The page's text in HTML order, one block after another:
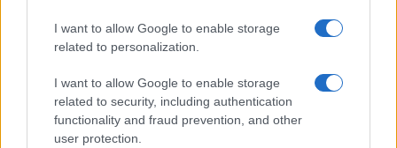
I want to allow Google to enable storage
related to personalization.
I want to allow Google to enable storage
related to security, including authentication
functionality and fraud prevention, and other
user protection.
L’evoluzione dell’intrattenimento: dalla televisione alle
piattaforme digitali
Matteo Pellegrino · 7 Ago 2026
TEMPO LIBERO